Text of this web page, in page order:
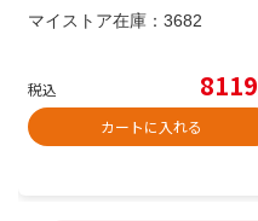
マイストア在庫： 3682
税込 8119
カートに入れる